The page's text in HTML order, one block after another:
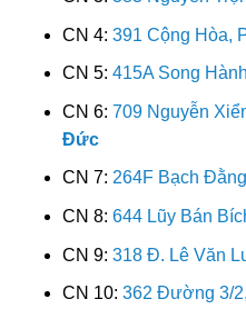
CN 4: 391 Cộng Hòa,
CN 5: 415A Song
CN 6: 709 Nguyễn
Đức
CN 7: 264F Bạch
CN 8: 644 Lũy Bán
CN 9: 318 Đ. Lê Văn
CN 10: 362 Đường 3/